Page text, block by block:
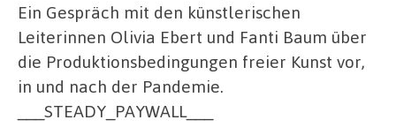
Ein Gespräch mit den künstlerischen
Leiterinnen Olivia Ebert und Fanti Baum über
die Produktionsbedingungen freier Kunst vor,
in und nach der Pandemie.
___STEADY_PAYWALL___